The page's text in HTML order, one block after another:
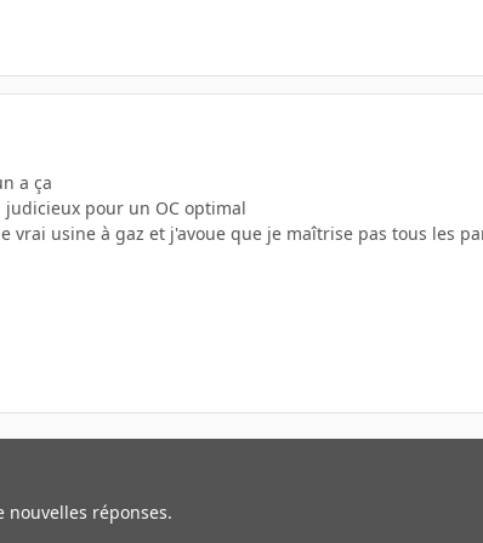
a ça
pour un OC optimal
vrai usine à gaz et j'avoue que je maîtrise pas tous les
nouvelles réponses.